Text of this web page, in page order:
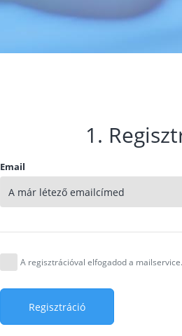
1.
Email
A regisztrációval elfogadod a
Regisztráció